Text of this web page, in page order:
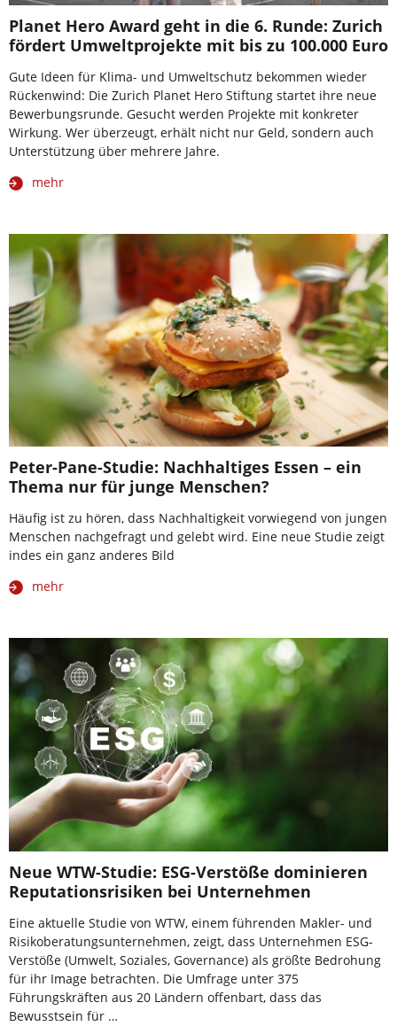
Planet Hero Award geht in die 6. Runde: Zurich
fördert Umweltprojekte mit bis zu 100.000 Euro
Gute Ideen für Klima- und Umweltschutz bekommen wieder
Rückenwind: Die Zurich Planet Hero Stiftung startet ihre neue
Bewerbungsrunde. Gesucht werden Projekte mit konkreter
Wirkung. Wer überzeugt, erhält nicht nur Geld, sondern auch
Unterstützung über mehrere Jahre.
mehr
Peter-Pane-Studie: Nachhaltiges Essen – ein
Thema nur für junge Menschen?
Häufig ist zu hören, dass Nachhaltigkeit vorwiegend von jungen
Menschen nachgefragt und gelebt wird. Eine neue Studie zeigt
indes ein ganz anderes Bild
mehr
Neue WTW-Studie: ESG-Verstöße dominieren
Reputationsrisiken bei Unternehmen
Eine aktuelle Studie von WTW, einem führenden Makler- und
Risikoberatungsunternehmen, zeigt, dass Unternehmen ESG-
Verstöße (Umwelt, Soziales, Governance) als größte Bedrohung
für ihr Image betrachten. Die Umfrage unter 375
Führungskräften aus 20 Ländern offenbart, dass das
Bewusstsein für …